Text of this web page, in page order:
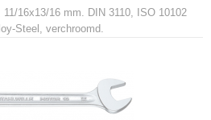
16x13/16 mm. DIN 3110, ISO 10102
Steel, verchroomd.